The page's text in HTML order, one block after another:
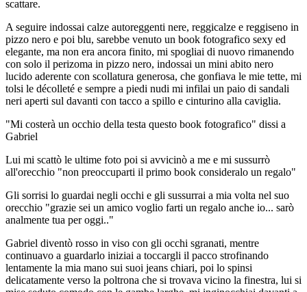
scattare.
A seguire indossai calze autoreggenti nere, reggicalze e reggiseno in
pizzo nero e poi blu, sarebbe venuto un book fotografico sexy ed
elegante, ma non era ancora finito, mi spogliai di nuovo rimanendo
con solo il perizoma in pizzo nero, indossai un mini abito nero
lucido aderente con scollatura generosa, che gonfiava le mie tette, mi
tolsi le décolleté e sempre a piedi nudi mi infilai un paio di sandali
neri aperti sul davanti con tacco a spillo e cinturino alla caviglia.
"Mi costerà un occhio della testa questo book fotografico" dissi a
Gabriel
Lui mi scattò le ultime foto poi si avvicinò a me e mi sussurrò
all'orecchio "non preoccuparti il primo book consideralo un regalo"
Gli sorrisi lo guardai negli occhi e gli sussurrai a mia volta nel suo
orecchio "grazie sei un amico voglio farti un regalo anche io... sarò
analmente tua per oggi.."
Gabriel diventò rosso in viso con gli occhi sgranati, mentre
continuavo a guardarlo iniziai a toccargli il pacco strofinando
lentamente la mia mano sui suoi jeans chiari, poi lo spinsi
delicatamente verso la poltrona che si trovava vicino la finestra, lui si